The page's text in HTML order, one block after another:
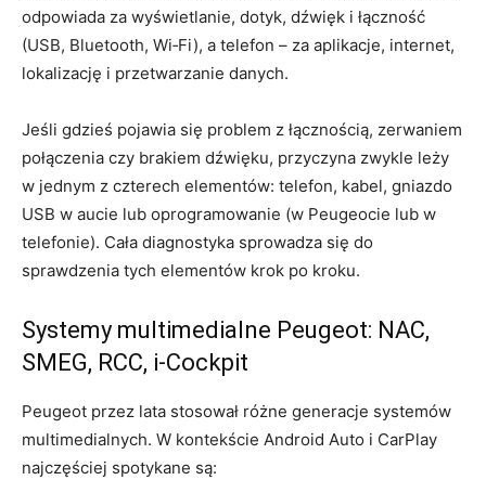
odpowiada za wyświetlanie, dotyk, dźwięk i łączność
(USB, Bluetooth, Wi‑Fi), a telefon – za aplikacje, internet,
lokalizację i przetwarzanie danych.
Jeśli gdzieś pojawia się problem z łącznością, zerwaniem
połączenia czy brakiem dźwięku, przyczyna zwykle leży
w jednym z czterech elementów: telefon, kabel, gniazdo
USB w aucie lub oprogramowanie (w Peugeocie lub w
telefonie). Cała diagnostyka sprowadza się do
sprawdzenia tych elementów krok po kroku.
Systemy multimedialne Peugeot: NAC,
SMEG, RCC, i‑Cockpit
Peugeot przez lata stosował różne generacje systemów
multimedialnych. W kontekście Android Auto i CarPlay
najczęściej spotykane są: